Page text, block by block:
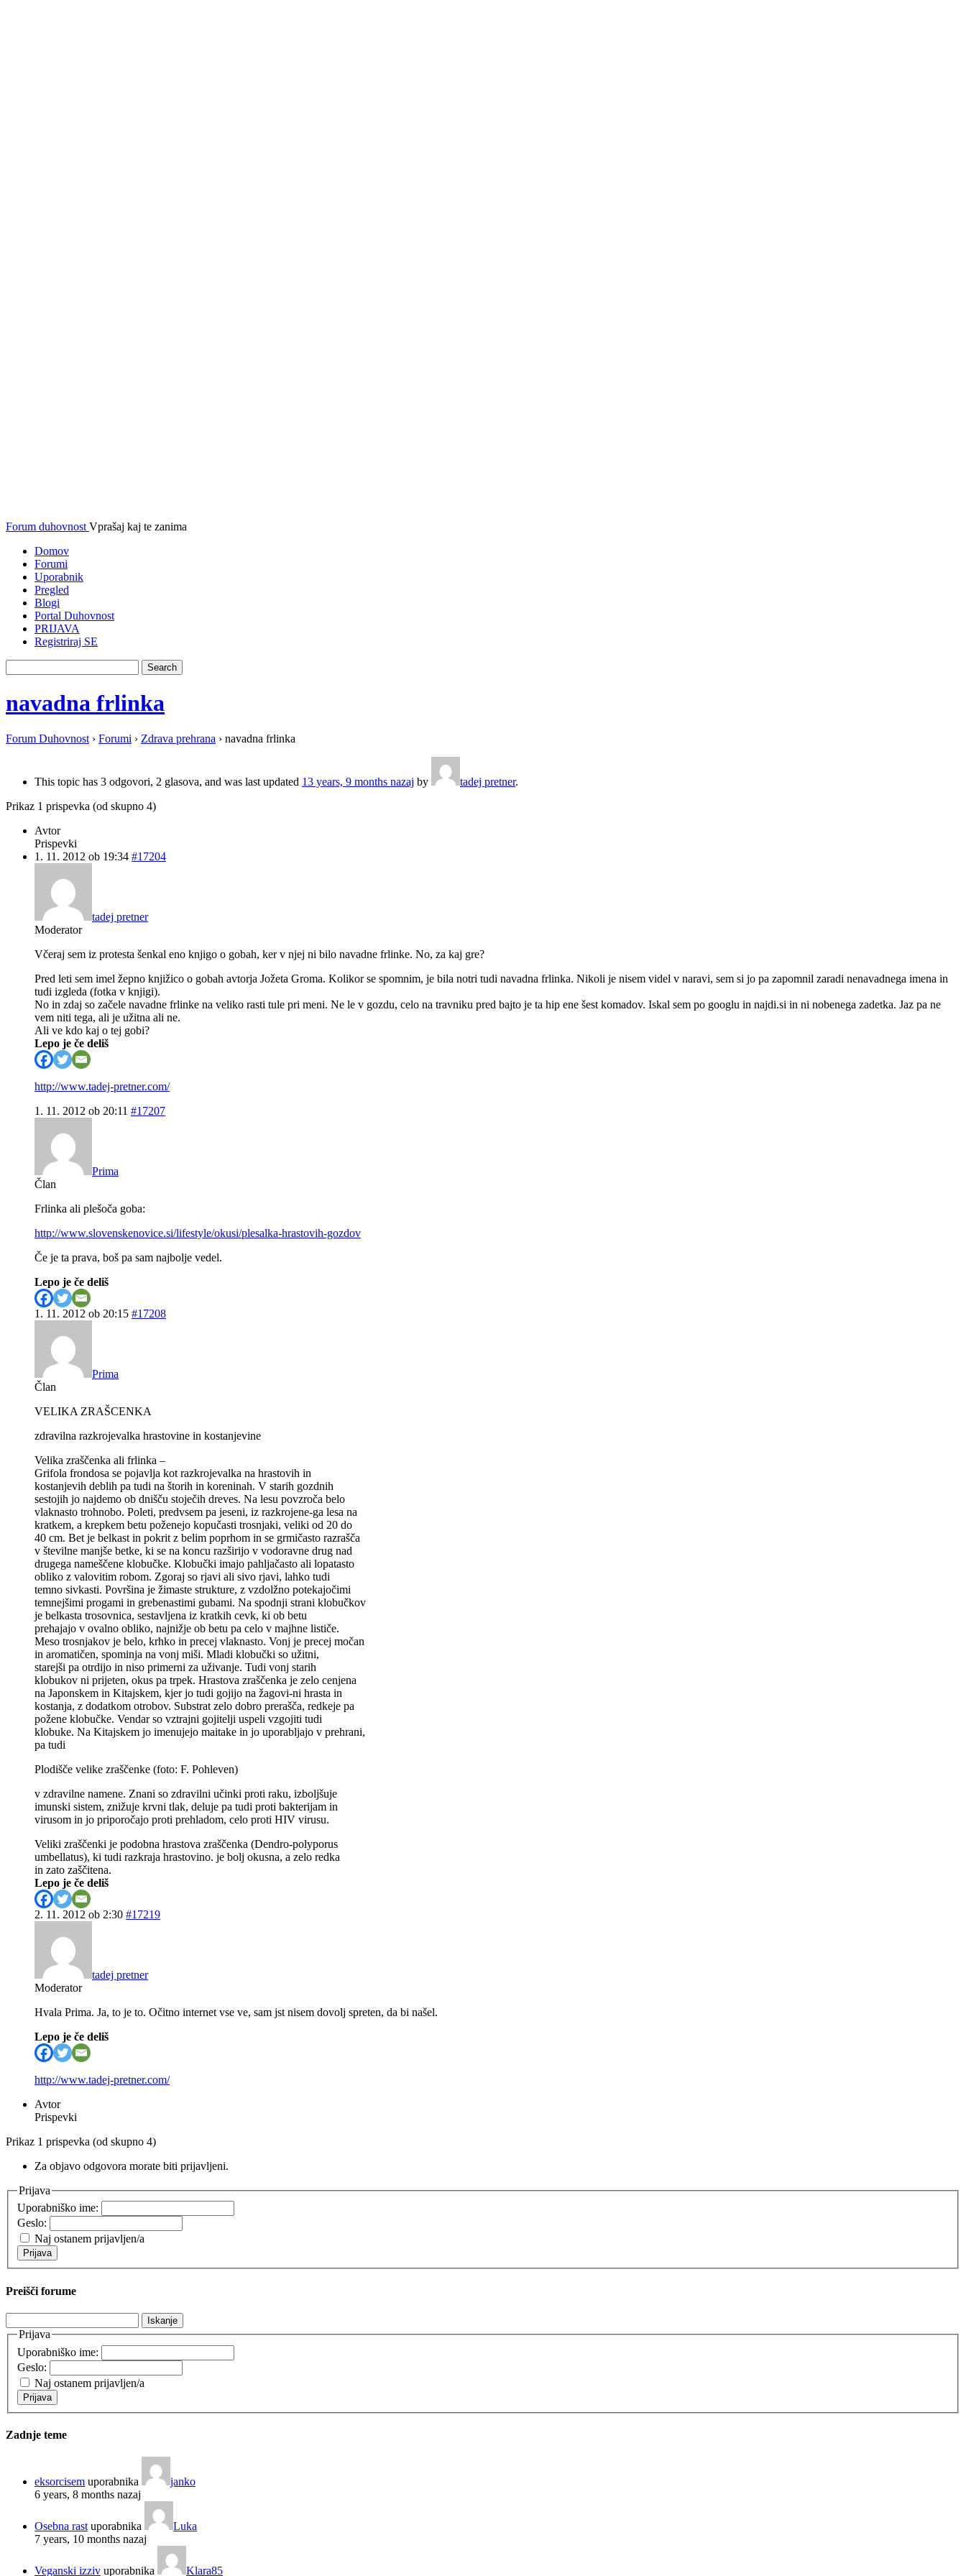
Forum duhovnost Vprašaj kaj te zanima
Domov
Forumi
Uporabnik
Pregled
Blogi
Portal Duhovnost
PRIJAVA
Registriraj SE
navadna frlinka
Forum Duhovnost › Forumi › Zdrava prehrana › navadna frlinka
This topic has 3 odgovori, 2 glasova, and was last updated 13 years, 9 months nazaj by tadej pretner.
Prikaz 1 prispevka (od skupno 4)
Avtor
Prispevki
1. 11. 2012 ob 19:34 #17204
tadej pretner
Moderator
Včeraj sem iz protesta šenkal eno knjigo o gobah, ker v njej ni bilo navadne frlinke. No, za kaj gre?
Pred leti sem imel žepno knjižico o gobah avtorja Jožeta Groma. Kolikor se spomnim, je bila notri tudi navadna frlinka. Nikoli je nisem videl v naravi, sem si jo pa zapomnil zaradi nenavadnega imena in
tudi izgleda (fotka v knjigi).
No in zdaj so začele navadne frlinke na veliko rasti tule pri meni. Ne le v gozdu, celo na travniku pred bajto je ta hip ene šest komadov. Iskal sem po googlu in najdi.si in ni nobenega zadetka. Jaz pa ne
vem niti tega, ali je užitna ali ne.
Ali ve kdo kaj o tej gobi?
Lepo je če deliš
http://www.tadej-pretner.com/
1. 11. 2012 ob 20:11 #17207
Prima
Član
Frlinka ali plešoča goba:
http://www.slovenskenovice.si/lifestyle/okusi/plesalka-hrastovih-gozdov
Če je ta prava, boš pa sam najbolje vedel.
Lepo je če deliš
1. 11. 2012 ob 20:15 #17208
Prima
Član
VELIKA ZRAŠCENKA
zdravilna razkrojevalka hrastovine in kostanjevine
Velika zraščenka ali frlinka –
Grifola frondosa se pojavlja kot razkrojevalka na hrastovih in
kostanjevih deblih pa tudi na štorih in koreninah. V starih gozdnih
sestojih jo najdemo ob dnišču stoječih dreves. Na lesu povzroča belo
vlaknasto trohnobo. Poleti, predvsem pa jeseni, iz razkrojene-ga lesa na
kratkem, a krepkem betu poženejo kopučasti trosnjaki, veliki od 20 do
40 cm. Bet je belkast in pokrit z belim poprhom in se grmičasto razrašča
v številne manjše betke, ki se na koncu razširijo v vodoravne drug nad
drugega nameščene klobučke. Klobučki imajo pahljačasto ali lopatasto
obliko z valovitim robom. Zgoraj so rjavi ali sivo rjavi, lahko tudi
temno sivkasti. Površina je žimaste strukture, z vzdolžno potekajočimi
temnejšimi progami in grebenastimi gubami. Na spodnji strani klobučkov
je belkasta trosovnica, sestavljena iz kratkih cevk, ki ob betu
prehajajo v ovalno obliko, najnižje ob betu pa celo v majhne lističe.
Meso trosnjakov je belo, krhko in precej vlaknasto. Vonj je precej močan
in aromatičen, spominja na vonj miši. Mladi klobučki so užitni,
starejši pa otrdijo in niso primerni za uživanje. Tudi vonj starih
klobukov ni prijeten, okus pa trpek. Hrastova zraščenka je zelo cenjena
na Japonskem in Kitajskem, kjer jo tudi gojijo na žagovi-ni hrasta in
kostanja, z dodatkom otrobov. Substrat zelo dobro prerašča, redkeje pa
požene klobučke. Vendar so vztrajni gojitelji uspeli vzgojiti tudi
klobuke. Na Kitajskem jo imenujejo maitake in jo uporabljajo v prehrani,
pa tudi
Plodišče velike zraščenke (foto: F. Pohleven)
v zdravilne namene. Znani so zdravilni učinki proti raku, izboljšuje
imunski sistem, znižuje krvni tlak, deluje pa tudi proti bakterijam in
virusom in jo priporočajo proti prehladom, celo proti HIV virusu.
Veliki zraščenki je podobna hrastova zraščenka (Dendro-polyporus
umbellatus), ki tudi razkraja hrastovino. je bolj okusna, a zelo redka
in zato zaščitena.
Lepo je če deliš
2. 11. 2012 ob 2:30 #17219
tadej pretner
Moderator
Hvala Prima. Ja, to je to. Očitno internet vse ve, sam jst nisem dovolj spreten, da bi našel.
Lepo je če deliš
http://www.tadej-pretner.com/
Avtor
Prispevki
Prikaz 1 prispevka (od skupno 4)
Za objavo odgovora morate biti prijavljeni.
Prijava
Uporabniško ime:
Geslo:
Naj ostanem prijavljen/a
Prijava
Preišči forume
Prijava
Uporabniško ime:
Geslo:
Naj ostanem prijavljen/a
Prijava
Zadnje teme
eksorcisem uporabnika
janko
6 years, 8 months nazaj
Osebna rast uporabnika
Luka
7 years, 10 months nazaj
Veganski izziv uporabnika Klara85